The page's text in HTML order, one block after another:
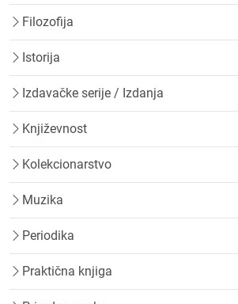
Filozofija
Istorija
Izdavačke serije / Izdanja
Književnost
Kolekcionarstvo
Muzika
Periodika
Praktična knjiga